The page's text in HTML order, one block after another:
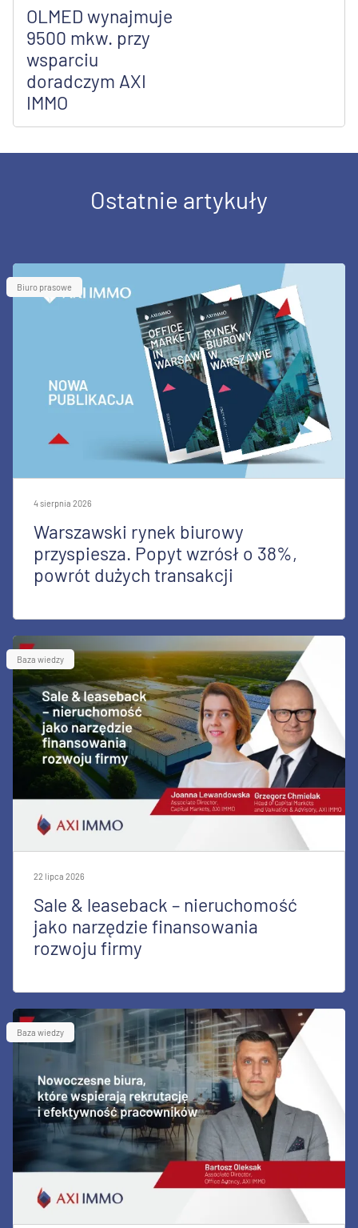
OLMED wynajmuje
9500 mkw. przy
wsparciu
doradczym AXI
IMMO
Ostatnie artykuły
Biuro prasowe
4 sierpnia 2026
Warszawski rynek biurowy
przyspiesza. Popyt wzrósł o 38%,
powrót dużych transakcji
Baza wiedzy
22 lipca 2026
Sale & leaseback – nieruchomość
jako narzędzie finansowania
rozwoju firmy
Baza wiedzy